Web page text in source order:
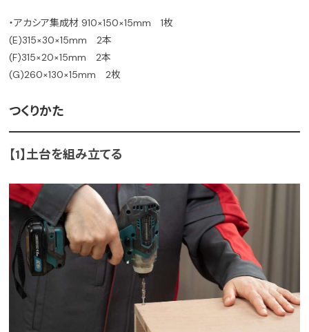
・アカシア集成材 910×150×15mm 1枚
(E)315×30×15mm 2本
(F)315×20×15mm 2本
(G)260×130×15mm 2枚
つくりかた
【1】土台を組み立てる